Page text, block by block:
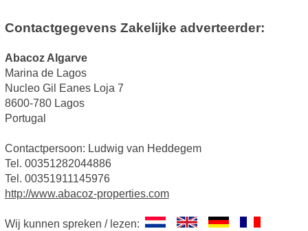
Contactgegevens Zakelijke adverteerder:
Abacoz Algarve
Marina de Lagos
Nucleo Gil Eanes Loja 7
8600-780 Lagos
Portugal
Contactpersoon: Ludwig van Heddegem
Tel. 00351282044886
Tel. 00351911145976
http://www.abacoz-properties.com
Wij kunnen spreken / lezen: